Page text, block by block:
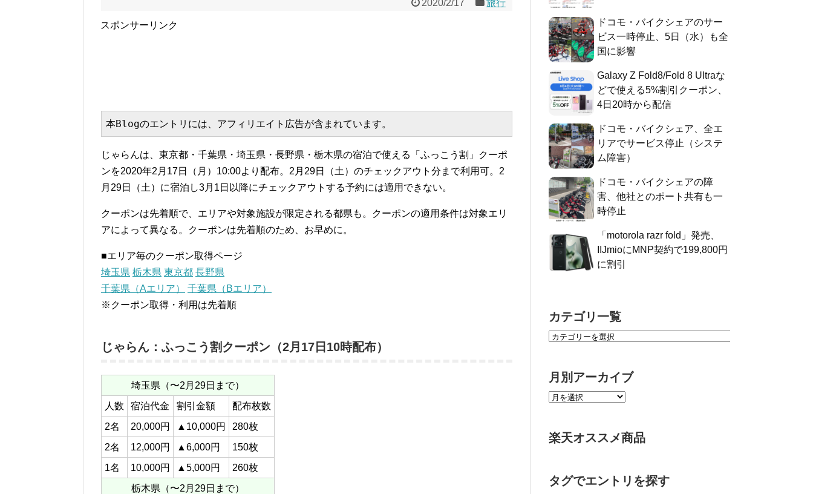
2020/2/17 旅行
スポンサーリンク
本Blogのエントリには、アフィリエイト広告が含まれています。
じゃらんは、東京都・千葉県・埼玉県・長野県・栃木県の宿泊で使える「ふっこう割」クーポ
ンを2020年2月17日（月）10:00より配布。2月29日（土）のチェックアウト分まで利用可。2
月29日（土）に宿泊し3月1日以降にチェックアウトする予約には適用できない。
クーポンは先着順で、エリアや対象施設が限定される都県も。クーポンの適用条件は対象エリ
アによって異なる。クーポンは先着順のため、お早めに。
■エリア毎のクーポン取得ページ
埼玉県 栃木県 東京都 長野県
千葉県（Aエリア）
千葉県（Bエリア）
※クーポン取得・利用は先着順
じゃらん：ふっこう割クーポン（2月17日10時配布）
埼玉県（〜2月29日まで）
人数
宿泊代金 割引金額
配布枚数
2名
20,000円 ▲10,000円
280枚
2名
12,000円 ▲6,000円
150枚
1名
10,000円 ▲5,000円
260枚
栃木県（〜2月29日まで）
ドコモ・バイクシェアのサー
ビス一時停止、5日（水）も全
国に影響
Galaxy Z Fold8/Fold 8 Ultraな
どで使える5%割引クーポン、
4日20時から配信
ドコモ・バイクシェア、全エ
リアでサービス停止（システ
ム障害）
ドコモ・バイクシェアの障
害、他社とのポート共有も一
時停止
「motorola razr fold」発売、
IIJmioにMNP契約で199,800円
に割引
カテゴリ一覧
月別アーカイブ
楽天オススメ商品
タグでエントリを探す